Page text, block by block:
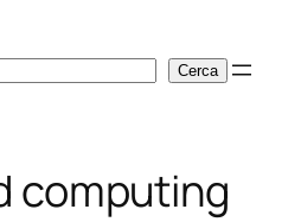
Cerca
computing